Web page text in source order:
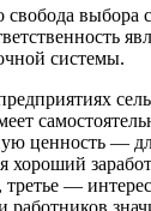
выбора
системы.
ценность —
хороший
третье —